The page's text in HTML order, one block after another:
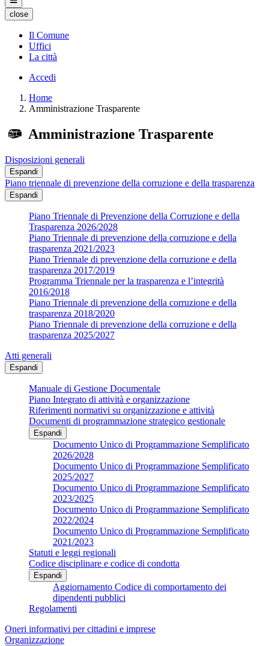
close
Il Comune
Uffici
La città
Accedi
Home
Amministrazione Trasparente
Amministrazione Trasparente
Disposizioni generali
Espandi
Piano triennale di prevenzione della corruzione e della trasparenza
Espandi
Piano Triennale di Prevenzione della Corruzione e della
Trasparenza 2026/2028
Piano Triennale di prevenzione della corruzione e della
trasparenza 2021/2023
Piano Triennale di prevenzione della corruzione e della
trasparenza 2017/2019
Programma Triennale per la trasparenza e l’integrità
2016/2018
Piano Triennale di prevenzione della corruzione e della
trasparenza 2018/2020
Piano Triennale di prevenzione della corruzione e della
trasparenza 2025/2027
Atti generali
Espandi
Manuale di Gestione Documentale
Piano Integrato di attività e organizzazione
Riferimenti normativi su organizzazione e attività
Documenti di programmazione strategico gestionale
Espandi
Documento Unico di Programmazione Semplificato
2026/2028
Documento Unico di Programmazione Semplificato
2025/2027
Documento Unico di Programmazione Semplificato
2023/2025
Documento Unico di Programmazione Semplificato
2022/2024
Documento Unico di Programmazione Semplificato
2021/2023
Statuti e leggi regionali
Codice disciplinare e codice di condotta
Espandi
Aggiornamento Codice di comportamento dei
dipendenti pubblici
Regolamenti
Oneri informativi per cittadini e imprese
Organizzazione